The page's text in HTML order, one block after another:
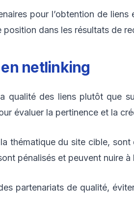
pour l’obtention de
dans les résultats de
netlinking
qualité des liens plutôt que
évaluer la pertinence et la
thématique du site cible, sont
pénalisés et peuvent nuire
partenariats de qualité,